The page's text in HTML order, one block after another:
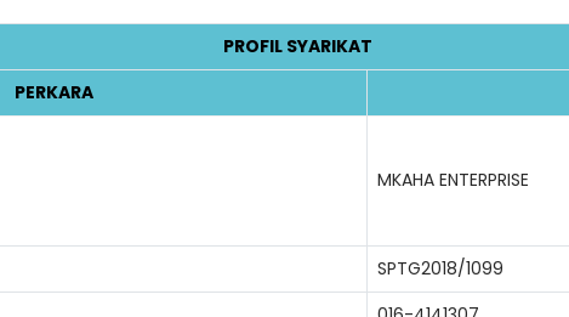
PROFIL SYARIKAT
PERKARA
MKAHA ENTERPRISE
SPTG2018/1099